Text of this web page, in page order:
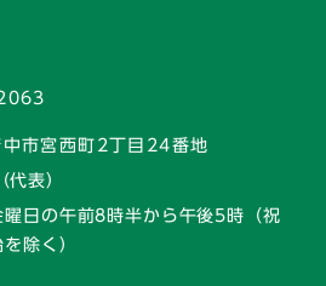
市宮西町2丁目24番地
表）
曜日の午前8時半から午後5時 （祝
除く）